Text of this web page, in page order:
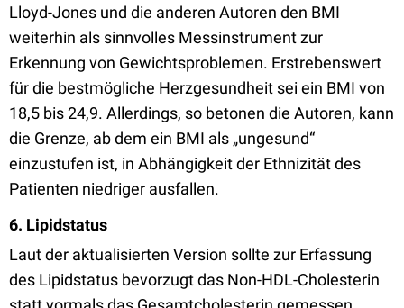
Lloyd-Jones und die anderen Autoren den BMI
weiterhin als sinnvolles Messinstrument zur
Erkennung von Gewichtsproblemen. Erstrebenswert
für die bestmögliche Herzgesundheit sei ein BMI von
18,5 bis 24,9. Allerdings, so betonen die Autoren, kann
die Grenze, ab dem ein BMI als „ungesund“
einzustufen ist, in Abhängigkeit der Ethnizität des
Patienten niedriger ausfallen.
6. Lipidstatus
Laut der aktualisierten Version sollte zur Erfassung
des Lipidstatus bevorzugt das Non-HDL-Cholesterin